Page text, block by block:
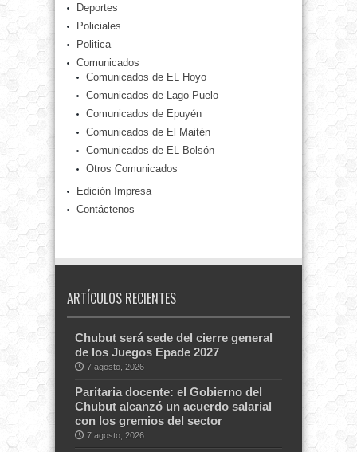
Deportes
Policiales
Politica
Comunicados
Comunicados de EL Hoyo
Comunicados de Lago Puelo
Comunicados de Epuyén
Comunicados de El Maitén
Comunicados de EL Bolsón
Otros Comunicados
Edición Impresa
Contáctenos
ARTÍCULOS RECIENTES
Chubut será sede del cierre general
de los Juegos Epade 2027
7 agosto, 2026
Paritaria docente: el Gobierno del
Chubut alcanzó un acuerdo salarial
con los gremios del sector
7 agosto, 2026